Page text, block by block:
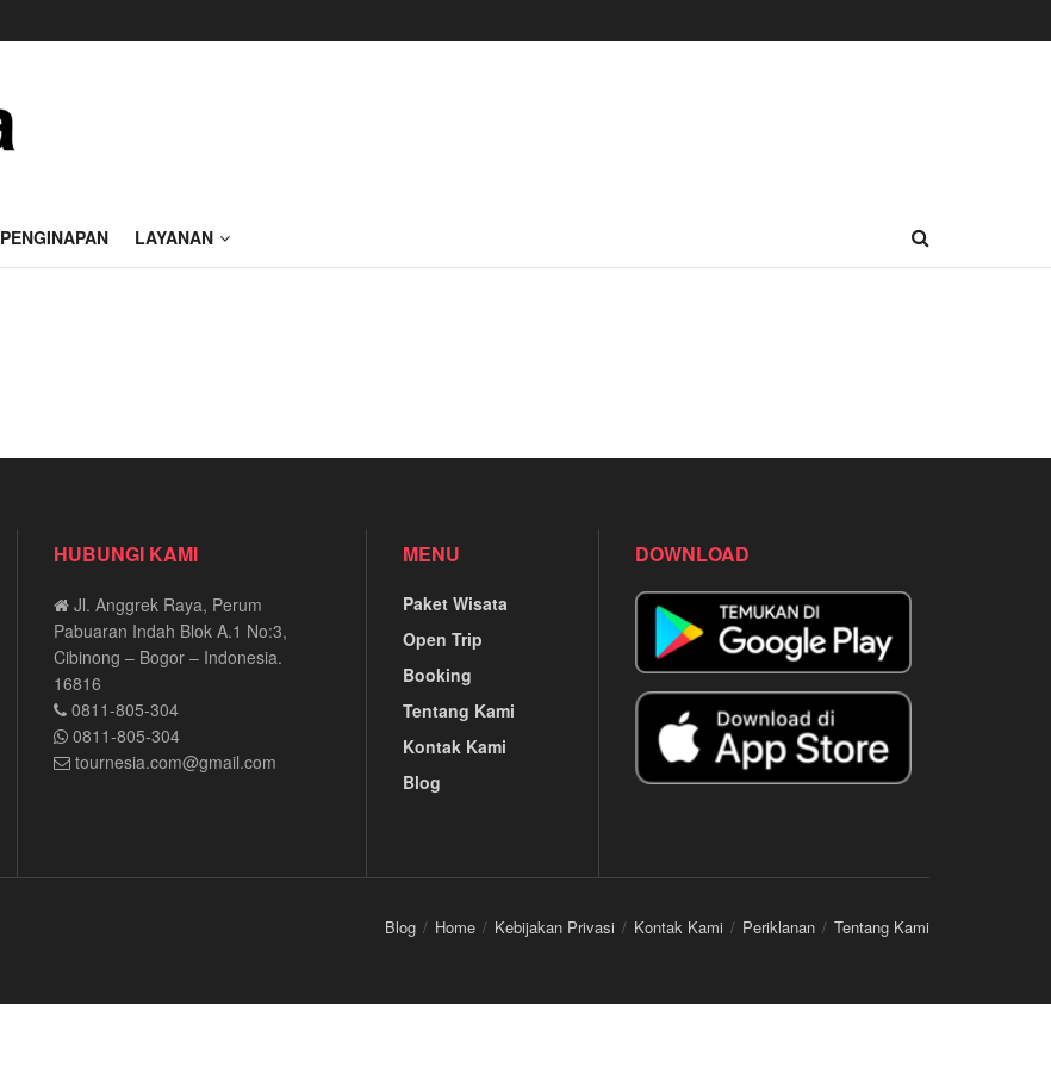
PENGINAPAN LAYANAN
HUBUNGI KAMI
Jl. Anggrek Raya, Perum
Pabuaran Indah Blok A.1 No:3,
Cibinong – Bogor – Indonesia.
16816
0811-805-304
0811-805-304
tournesia.com@gmail.com
MENU
Paket Wisata
Open Trip
Booking
Tentang Kami
Kontak Kami
Blog
DOWNLOAD
Blog Home Kebijakan Privasi Kontak Kami Periklanan Tentang Kami